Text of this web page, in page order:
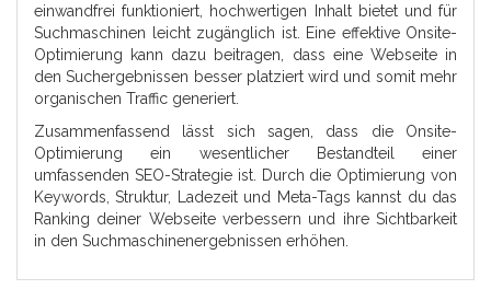
einwandfrei funktioniert, hochwertigen Inhalt bietet und für
Suchmaschinen leicht zugänglich ist. Eine effektive Onsite-
Optimierung kann dazu beitragen, dass eine Webseite in
den Suchergebnissen besser platziert wird und somit mehr
organischen Traffic generiert.
Zusammenfassend lässt sich sagen, dass die Onsite-
Optimierung ein wesentlicher Bestandteil einer
umfassenden SEO-Strategie ist. Durch die Optimierung von
Keywords, Struktur, Ladezeit und Meta-Tags kannst du das
Ranking deiner Webseite verbessern und ihre Sichtbarkeit
in den Suchmaschinenergebnissen erhöhen.